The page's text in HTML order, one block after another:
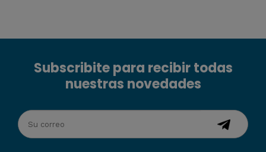
Subscribite para recibir todas
nuestras novedades